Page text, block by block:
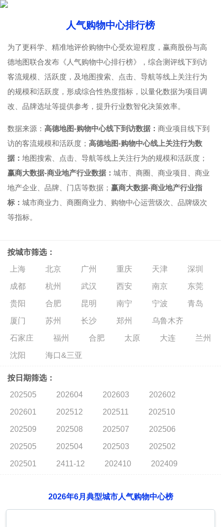
人气购物中心排行榜
为了更科学、精准地评价购物中心受欢迎程度，赢商股份与高
德地图联合发布《人气购物中心排行榜》，综合测评线下到访
客流规模、活跃度，及地图搜索、点击、导航等线上关注行为
的规模和活跃度，形成综合性热度指标，以量化数据为项目调
改、品牌选址等提供参考，提升行业数智化决策效率。
数据来源： 高德地图-购物中心线下到访数据： 商业项目线下到
访的客流规模和活跃度； 高德地图-购物中心线上关注行为数
据： 地图搜索、点击、导航等线上关注行为的规模和活跃度；
赢商大数据-商业地产行业数据： 城市、商圈、商业项目、商业
地产企业、品牌、门店等数据； 赢商大数据-商业地产行业指
标： 城市商业力、商圈商业力、购物中心运营级次、品牌级次
等指标。
按城市筛选：
上海
北京 广州 重庆 天津 深圳
成都 杭州 武汉 西安 南京 东莞
贵阳 合肥 昆明 南宁 宁波 青岛
厦门 苏州 长沙 郑州 乌鲁木齐
石家庄 福州 合肥 太原 大连 兰州
沈阳 海口&三亚
按日期筛选：
202505
202604 202603 202602
202601 202512 202511 202510
202509 202508 202507 202506
202505 202504 202503 202502
202501 2411-12 202410 202409
2026年6月典型城市人气购物中心榜